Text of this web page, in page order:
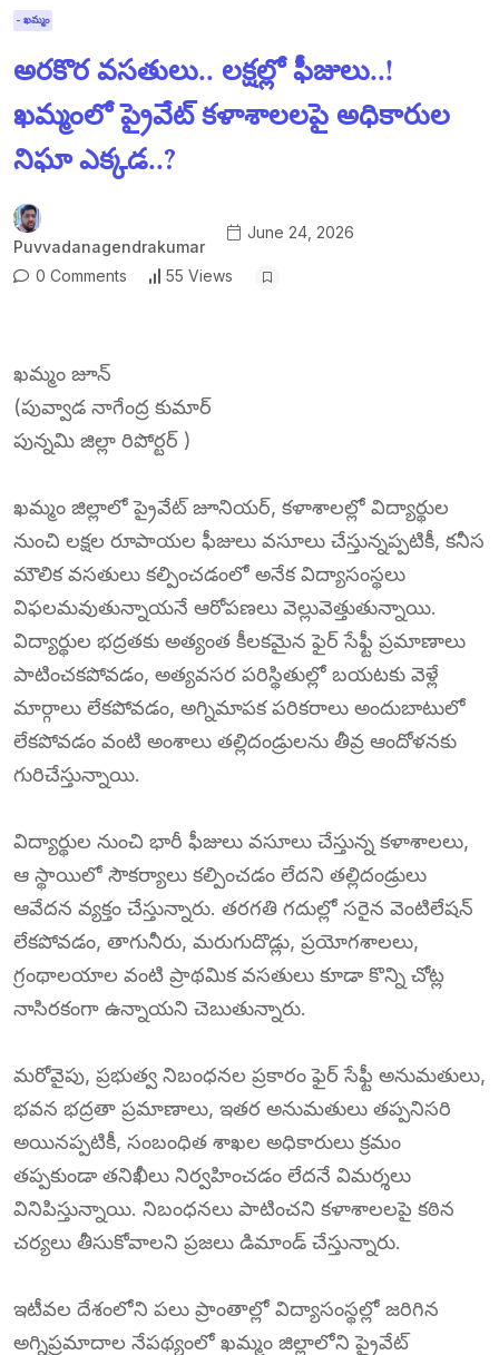
- ఖమ్మం
అరకొర వసతులు.. లక్షల్లో ఫీజులు..!
ఖమ్మంలో ప్రైవేట్ కళాశాలలపై అధికారుల
నిఘా ఎక్కడ..?
Puvvadanagendrakumar
June 24, 2026
0 Comments 55 Views
ఖమ్మం జూన్
(పువ్వాడ నాగేంద్ర కుమార్
పున్నమి జిల్లా రిపోర్టర్ )
ఖమ్మం జిల్లాలో ప్రైవేట్ జూనియర్, కళాశాలల్లో విద్యార్థుల
నుంచి లక్షల రూపాయల ఫీజులు వసూలు చేస్తున్నప్పటికీ, కనీస
మౌలిక వసతులు కల్పించడంలో అనేక విద్యాసంస్థలు
విఫలమవుతున్నాయనే ఆరోపణలు వెల్లువెత్తుతున్నాయి.
విద్యార్థుల భద్రతకు అత్యంత కీలకమైన ఫైర్ సేఫ్టీ ప్రమాణాలు
పాటించకపోవడం, అత్యవసర పరిస్థితుల్లో బయటకు వెళ్లే
మార్గాలు లేకపోవడం, అగ్నిమాపక పరికరాలు అందుబాటులో
లేకపోవడం వంటి అంశాలు తల్లిదండ్రులను తీవ్ర ఆందోళనకు
గురిచేస్తున్నాయి.
విద్యార్థుల నుంచి భారీ ఫీజులు వసూలు చేస్తున్న కళాశాలలు,
ఆ స్థాయిలో సౌకర్యాలు కల్పించడం లేదని తల్లిదండ్రులు
ఆవేదన వ్యక్తం చేస్తున్నారు. తరగతి గదుల్లో సరైన వెంటిలేషన్
లేకపోవడం, తాగునీరు, మరుగుదొడ్లు, ప్రయోగశాలలు,
గ్రంథాలయాల వంటి ప్రాథమిక వసతులు కూడా కొన్ని చోట్ల
నాసిరకంగా ఉన్నాయని చెబుతున్నారు.
మరోవైపు, ప్రభుత్వ నిబంధనల ప్రకారం ఫైర్ సేఫ్టీ అనుమతులు,
భవన భద్రతా ప్రమాణాలు, ఇతర అనుమతులు తప్పనిసరి
అయినప్పటికీ, సంబంధిత శాఖల అధికారులు క్రమం
తప్పకుండా తనిఖీలు నిర్వహించడం లేదనే విమర్శలు
వినిపిస్తున్నాయి. నిబంధనలు పాటించని కళాశాలలపై కఠిన
చర్యలు తీసుకోవాలని ప్రజలు డిమాండ్ చేస్తున్నారు.
ఇటీవల దేశంలోని పలు ప్రాంతాల్లో విద్యాసంస్థల్లో జరిగిన
అగ్నిప్రమాదాల నేపథ్యంలో ఖమ్మం జిల్లాలోని ప్రైవేట్